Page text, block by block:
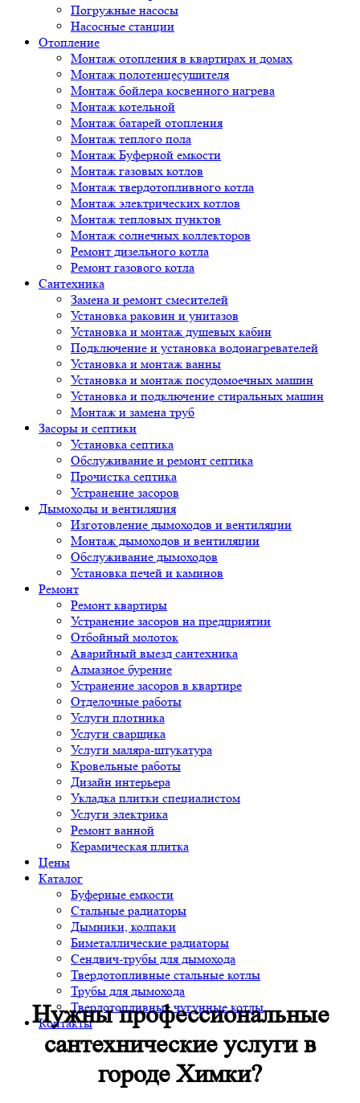
Погружные насосы
Насосные станции
Отопление
Монтаж отопления в квартирах и домах
Монтаж полотенцесушителя
Монтаж бойлера косвенного нагрева
Монтаж котельной
Монтаж батарей отопления
Монтаж теплого пола
Монтаж Буферной емкости
Монтаж газовых котлов
Монтаж твердотопливного котла
Монтаж электрических котлов
Монтаж тепловых пунктов
Монтаж солнечных коллекторов
Ремонт дизельного котла
Ремонт газового котла
Cантехника
Замена и ремонт смесителей
Установка раковин и унитазов
Установка и монтаж душевых кабин
Подключение и установка водонагревателей
Установка и монтаж ванны
Установка и монтаж посудомоечных машин
Установка и подключение стиральных машин
Монтаж и замена труб
Засоры и септики
Установка септика
Обслуживание и ремонт септика
Прочистка септика
Устранение засоров
Дымоходы и вентиляция
Изготовление дымоходов и вентиляции
Монтаж дымоходов и вентиляции
Обслуживание дымоходов
Установка печей и каминов
Ремонт
Ремонт квартиры
Устранение засоров на предприятии
Отбойный молоток
Аварийный выезд сантехника
Алмазное бурение
Устранение засоров в квартире
Отделочные работы
Услуги плотника
Услуги сварщика
Услуги маляра-штукатура
Кровельные работы
Дизайн интерьера
Укладка плитки специалистом
Услуги электрика
Ремонт ванной
Керамическая плитка
Цены
Каталог
Буферные емкости
Стальные радиаторы
Дымники, колпаки
Биметаллические радиаторы
Сендвич-трубы для дымохода
Твердотопливные стальные котлы
Трубы для дымохода
Твердотопливные чугунные котлы
Контакты
Нужны профессиональные
сантехнические услуги в
городе Химки?